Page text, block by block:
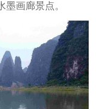
画廊景点。